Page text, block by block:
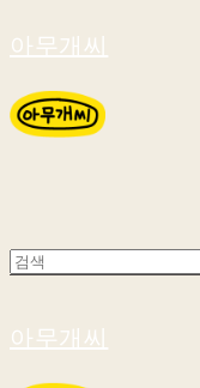
아무개씨
아무개씨